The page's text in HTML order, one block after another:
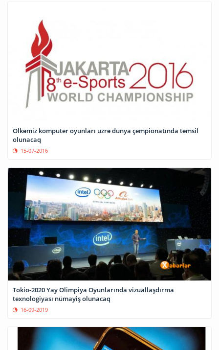
Ölkəmiz kompüter oyunları üzrə dünya çempionatında təmsil
olunacaq
15-07-2016
Tokio-2020 Yay Olimpiya Oyunlarında vizuallaşdırma
texnologiyası nümayiş olunacaq
16-09-2019